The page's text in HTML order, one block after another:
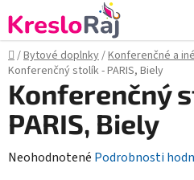
na
obsah
Domov
/Bytové doplnky/Konferenčné a
Konferenčný stolík - PARIS, Biely
Konferenčný
PARIS, Biely
Priemerné
Neohodnotené Podrobnosti